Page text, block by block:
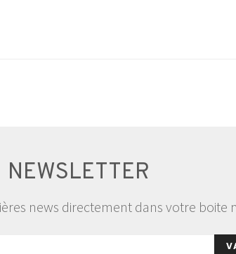
NEWSLETTER
news directement dans votre boite